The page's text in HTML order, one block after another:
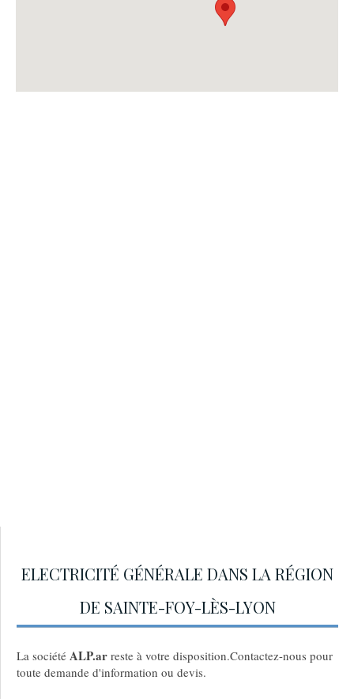
ELECTRICITÉ GÉNÉRALE DANS LA RÉGION
DE SAINTE-FOY-LÈS-LYON
La société ALP.ar reste à votre disposition.Contactez-nous pour
toute demande d'information ou devis.